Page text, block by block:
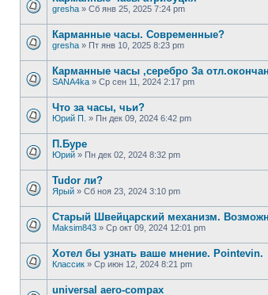
gresha » Сб янв 25, 2025 7:24 pm
Карманные часы. Современные?
gresha » Пт янв 10, 2025 8:23 pm
Карманные часы ,серебро За
SANA4ka » Ср сен 11, 2024 2:17 pm
Что за часы, чьи?
Юрий П. » Пн дек 09, 2024 6:42 pm
П.Буре
Юрий » Пн дек 02, 2024 8:32 pm
Tudor ли?
Ярый » Сб ноя 23, 2024 3:10 pm
Старый Швейцарский механизм.
Maksim843 » Ср окт 09, 2024 12:01 pm
Хотел бы узнать ваше мнение. Pointevin.
Классик » Ср июн 12, 2024 8:21 pm
universal aero-compax